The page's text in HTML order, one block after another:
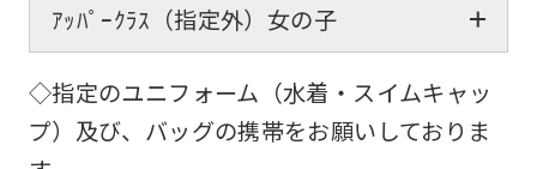
ｱｯﾊﾟｰｸﾗｽ（指定外）女の子
◇指定のユニフォーム（水着・スイムキャッ
プ）及び、バッグの携帯をお願いしておりま